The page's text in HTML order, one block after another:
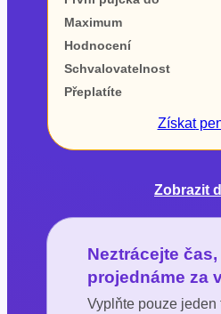
Maximum
Hodnocení
Schvalovatelnost
Přeplatíte
Získat
Zobrazit
Neztrácejte
projednáme za
Vyplňte pouze jeden